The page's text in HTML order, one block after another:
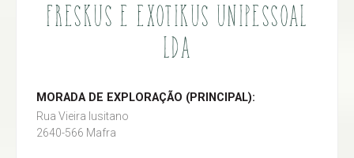
FRESKUS E EXOTIKUS UNIPESSOAL
LDA
MORADA DE EXPLORAÇÃO (PRINCIPAL):
Rua Vieira lusitano
2640-566 Mafra